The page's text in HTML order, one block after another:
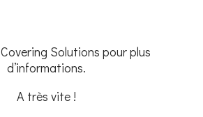
Covering Solutions pour plus
d’informations.
A très vite !